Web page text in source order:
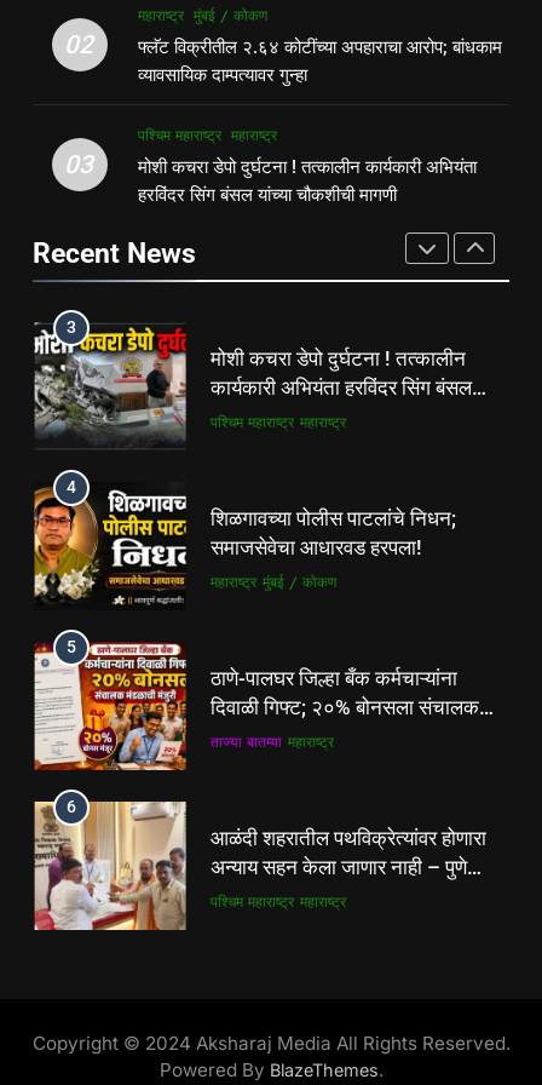
फ्लॅट विक्रीतील २.६४ कोटींच्या
अपहाराचा आरोप; बांधकाम व्यावसायिक
दाम्पत्यावर गुन्हा
महाराष्ट्र मुंबई / कोकण
3
मोशी कचरा डेपो दुर्घटना ! तत्कालीन
4
शिळगावच्या पोलीस पाटलांचे निधन;
समाजसेवेचा आधारवड हरपला!
5
ठाणे-पालघर जिल्हा बँक कर्मचाऱ्यांना
दिवाळी गिफ्ट; २०% बोनसला संचालक
मंडळाची मंजुरी
6
आळंदी शहरातील पथविक्रेत्यांवर होणारा
अन्याय सहन केला जाणार नाही – पुणे
जिल्हा अध्यक्ष सोनवणे
7
कल्याण फाटा सर्कलवर नियम धाब्यावर;
वॉर्डनकडून अवजड वाहनांकडून पैशांची
वसुलीचा आरोप
पश्चिम महाराष्ट्र महाराष्ट्र
02
महाराष्ट्र मुंबई / कोकण
फ्लॅट विक्रीतील २.६४ कोटींच्या अपहाराचा आरोप; बांधकाम
व्यावसायिक दाम्पत्यावर गुन्हा
03
पश्चिम महाराष्ट्र महाराष्ट्र
मोशी कचरा डेपो दुर्घटना ! तत्कालीन कार्यकारी अभियंता
हरविंदर सिंग बंसल यांच्या चौकशीची मागणी
Recent News
पहाटे घरफोड्या, दिवसा चोरी; चोरट्यांचा
बिडी कामगार परिसरावर डोळा
2
फ्लॅट विक्रीतील २.६४ कोटींच्या
अपहाराचा आरोप; बांधकाम व्यावसायिक
3
मोशी कचरा डेपो दुर्घटना ! तत्कालीन
कार्यकारी अभियंता हरविंदर सिंग बंसल
यांच्या चौकशीची मागणी
पश्चिम महाराष्ट्र महाराष्ट्र
4
शिळगावच्या पोलीस पाटलांचे निधन;
समाजसेवेचा आधारवड हरपला!
महाराष्ट्र मुंबई / कोकण
5
ठाणे-पालघर जिल्हा बँक कर्मचाऱ्यांना
दिवाळी गिफ्ट; २०% बोनसला संचालक
मंडळाची मंजुरी
ताज्या बातम्या महाराष्ट्र
6
आळंदी शहरातील पथविक्रेत्यांवर होणारा
अन्याय सहन केला जाणार नाही – पुणे
जिल्हा अध्यक्ष सोनवणे
पश्चिम महाराष्ट्र महाराष्ट्र
वसुलीचा आरोप
महाराष्ट्र मुंबई / कोकण
Copyright © 2024 Aksharaj Media All Rights Reserved.
Powered By BlazeThemes.